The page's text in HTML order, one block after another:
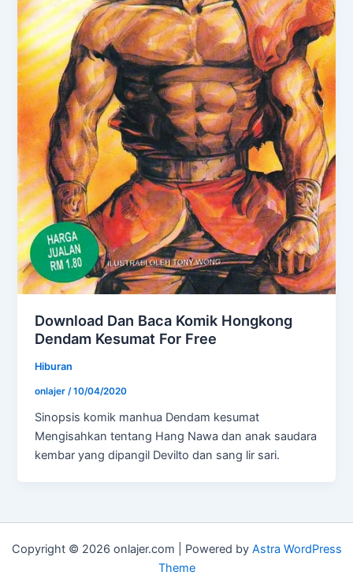
Download Dan Baca Komik Hongkong
Dendam Kesumat For Free
Hiburan
onlajer/10/04/2020
Sinopsis komik manhua Dendam kesumat
Mengisahkan tentang Hang Nawa dan anak saudara
kembar yang dipangil Devilto dan sang lir sari.
Copyright © 2026 onlajer.com | Powered by Astra WordPress
Theme